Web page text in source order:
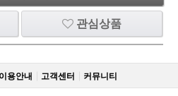
관심상품
이용안내 고객센터 커뮤니티